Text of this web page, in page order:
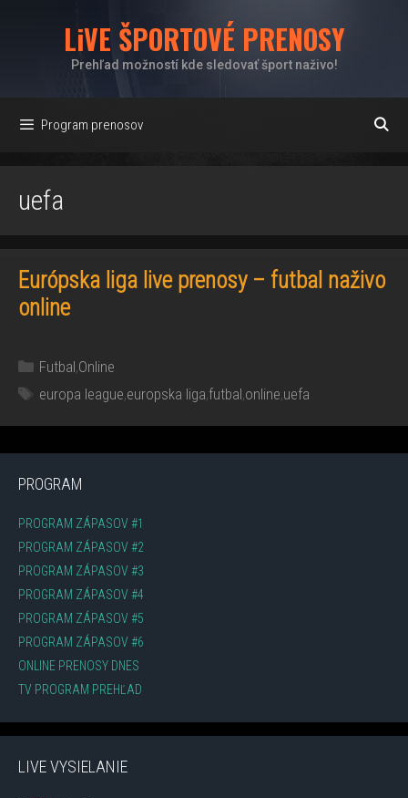
LiVE ŠPORTOVÉ PRENOSY
Prehľad možností kde sledovať šport naživo!
Program prenosov
uefa
Európska liga live prenosy – futbal naživo
online
Kategórie
Futbal,Online
Značky
europa league,europska liga,futbal,online,uefa
PROGRAM
PROGRAM ZÁPASOV #1
PROGRAM ZÁPASOV #2
PROGRAM ZÁPASOV #3
PROGRAM ZÁPASOV #4
PROGRAM ZÁPASOV #5
PROGRAM ZÁPASOV #6
ONLINE PRENOSY DNES
TV PROGRAM PREHĽAD
LIVE VYSIELANIE